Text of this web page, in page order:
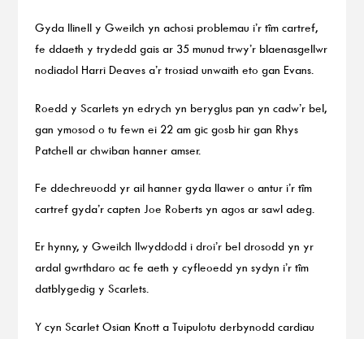
Gyda llinell y Gweilch yn achosi problemau i’r tîm cartref,
fe ddaeth y trydedd gais ar 35 munud trwy’r blaenasgellwr
nodiadol Harri Deaves a’r trosiad unwaith eto gan Evans.
Roedd y Scarlets yn edrych yn beryglus pan yn cadw’r bel,
gan ymosod o tu fewn ei 22 am gic gosb hir gan Rhys
Patchell ar chwiban hanner amser.
Fe ddechreuodd yr ail hanner gyda llawer o antur i’r tîm
cartref gyda’r capten Joe Roberts yn agos ar sawl adeg.
Er hynny, y Gweilch llwyddodd i droi’r bel drosodd yn yr
ardal gwrthdaro ac fe aeth y cyfleoedd yn sydyn i’r tîm
datblygedig y Scarlets.
Y cyn Scarlet Osian Knott a Tuipulotu derbynodd cardiau